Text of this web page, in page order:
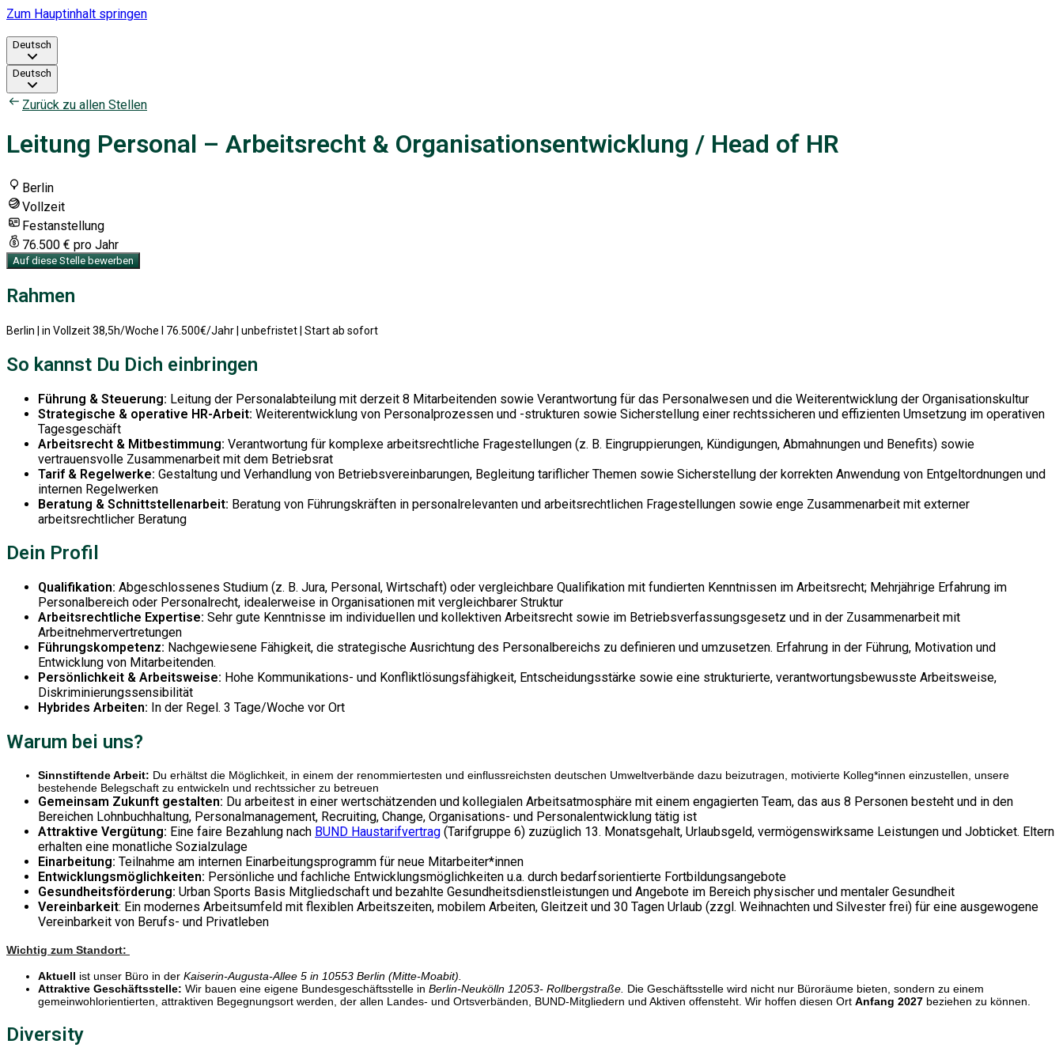
Zum Hauptinhalt springen
Deutsch
Deutsch
Zurück zu allen Stellen
Leitung Personal – Arbeitsrecht & Organisationsentwicklung / Head of HR
Berlin
Vollzeit
Festanstellung
76.500 € pro Jahr
Auf diese Stelle bewerben
Rahmen
Berlin | in Vollzeit 38,5h/Woche I 76.500€/Jahr | unbefristet | Start ab sofort
So kannst Du Dich einbringen
Führung & Steuerung: Leitung der Personalabteilung mit derzeit 8 Mitarbeitenden sowie Verantwortung für das Personalwesen und die Weiterentwicklung der Organisationskultur
Strategische & operative HR-Arbeit: Weiterentwicklung von Personalprozessen und -strukturen sowie Sicherstellung einer rechtssicheren und effizienten Umsetzung im operativen
Tagesgeschäft
Arbeitsrecht & Mitbestimmung: Verantwortung für komplexe arbeitsrechtliche Fragestellungen (z. B. Eingruppierungen, Kündigungen, Abmahnungen und Benefits) sowie
vertrauensvolle Zusammenarbeit mit dem Betriebsrat
Tarif & Regelwerke: Gestaltung und Verhandlung von Betriebsvereinbarungen, Begleitung tariflicher Themen sowie Sicherstellung der korrekten Anwendung von Entgeltordnungen und
internen Regelwerken
Beratung & Schnittstellenarbeit: Beratung von Führungskräften in personalrelevanten und arbeitsrechtlichen Fragestellungen sowie enge Zusammenarbeit mit externer
arbeitsrechtlicher Beratung
Dein Profil
Qualifikation: Abgeschlossenes Studium (z. B. Jura, Personal, Wirtschaft) oder vergleichbare Qualifikation mit fundierten Kenntnissen im Arbeitsrecht; Mehrjährige Erfahrung im
Personalbereich oder Personalrecht, idealerweise in Organisationen mit vergleichbarer Struktur
Arbeitsrechtliche Expertise: Sehr gute Kenntnisse im individuellen und kollektiven Arbeitsrecht sowie im Betriebsverfassungsgesetz und in der Zusammenarbeit mit
Arbeitnehmervertretungen
Führungskompetenz: Nachgewiesene Fähigkeit, die strategische Ausrichtung des Personalbereichs zu definieren und umzusetzen. Erfahrung in der Führung, Motivation und
Entwicklung von Mitarbeitenden.
Persönlichkeit & Arbeitsweise: Hohe Kommunikations- und Konfliktlösungsfähigkeit, Entscheidungsstärke sowie eine strukturierte, verantwortungsbewusste Arbeitsweise,
Diskriminierungssensibilität
Hybrides Arbeiten: In der Regel. 3 Tage/Woche vor Ort
Warum bei uns?
Sinnstiftende Arbeit: Du erhältst die Möglichkeit, in einem der renommiertesten und einflussreichsten deutschen Umweltverbände dazu beizutragen, motivierte Kolleg*innen einzustellen, unsere
bestehende Belegschaft zu entwickeln und rechtssicher zu betreuen
Gemeinsam Zukunft gestalten: Du arbeitest in einer wertschätzenden und kollegialen Arbeitsatmosphäre mit einem engagierten Team, das aus 8 Personen besteht und in den
Bereichen Lohnbuchhaltung, Personalmanagement, Recruiting, Change, Organisations- und Personalentwicklung tätig ist
Attraktive Vergütung: Eine faire Bezahlung nach BUND Haustarifvertrag (Tarifgruppe 6) zuzüglich 13. Monatsgehalt, Urlaubsgeld, vermögenswirksame Leistungen und Jobticket. Eltern
erhalten eine monatliche Sozialzulage
Einarbeitung: Teilnahme am internen Einarbeitungsprogramm für neue Mitarbeiter*innen
Entwicklungsmöglichkeiten: Persönliche und fachliche Entwicklungsmöglichkeiten u.a. durch bedarfsorientierte Fortbildungsangebote
Gesundheitsförderung: Urban Sports Basis Mitgliedschaft und bezahlte Gesundheitsdienstleistungen und Angebote im Bereich physischer und mentaler Gesundheit
Vereinbarkeit: Ein modernes Arbeitsumfeld mit flexiblen Arbeitszeiten, mobilem Arbeiten, Gleitzeit und 30 Tagen Urlaub (zzgl. Weihnachten und Silvester frei) für eine ausgewogene
Vereinbarkeit von Berufs- und Privatleben
Wichtig zum Standort:
Aktuell ist unser Büro in der Kaiserin-Augusta-Allee 5 in 10553 Berlin (Mitte-Moabit).
Attraktive Geschäftsstelle: Wir bauen eine eigene Bundesgeschäftsstelle in Berlin-Neukölln 12053- Rollbergstraße. Die Geschäftsstelle wird nicht nur Büroräume bieten, sondern zu einem
gemeinwohlorientierten, attraktiven Begegnungsort werden, der allen Landes- und Ortsverbänden, BUND-Mitgliedern und Aktiven offensteht. Wir hoffen diesen Ort Anfang 2027 beziehen zu können.
Diversity